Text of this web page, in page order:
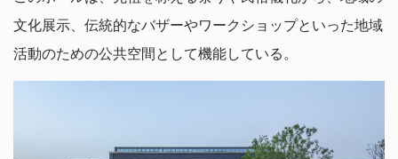
文化展示、伝統的なバザーやワークショップといった地域
活動のための公共空間として機能している。